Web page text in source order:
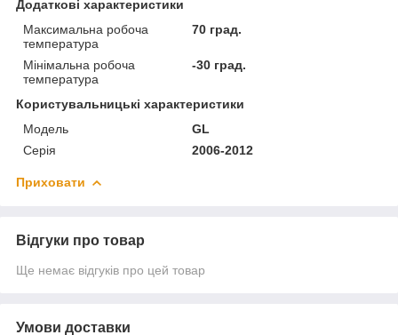
Додаткові характеристики
Максимальна робоча
температура
70 град.
Мінімальна робоча
температура
-30 град.
Користувальницькі характеристики
Мoдель
GL
Серія
2006-2012
Приховати
Відгуки про товар
Ще немає відгуків про цей товар
Умови доставки